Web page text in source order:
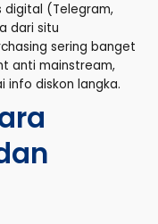
digital (Telegram,
dari situ
sering banget
anti mainstream,
info diskon langka.